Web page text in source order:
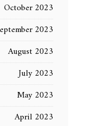
October 2023
2023
August 2023
July 2023
May 2023
April 2023